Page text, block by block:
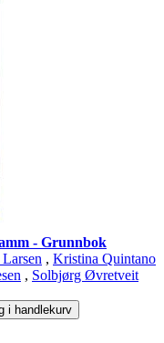
- Grunnbok
, Kristina Quintano
, Solbjørg Øvretveit
i handlekurv